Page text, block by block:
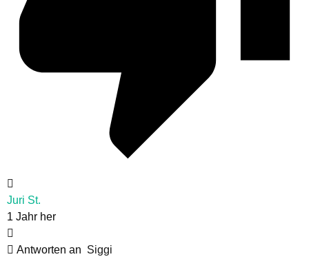
Juri St.
1 Jahr her
Antworten an Siggi